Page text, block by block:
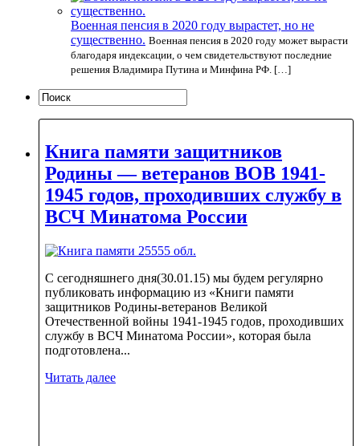
Военная пенсия в 2020 году вырастет, но не
существенно. Военная пенсия в 2020 году может вырасти
благодаря индексации, о чем свидетельствуют последние
решения Владимира Путина и Минфина РФ. […]
Книга памяти защитников
Родины — ветеранов ВОВ 1941-
1945 годов, проходивших службу в
ВСЧ Минатома России
С сегодняшнего дня(30.01.15) мы будем регулярно
публиковать информацию из «Книги памяти
защитников Родины-ветеранов Великой
Отечественной войны 1941-1945 годов, проходивших
службу в ВСЧ Минатома России», которая была
подготовлена...
Читать далее